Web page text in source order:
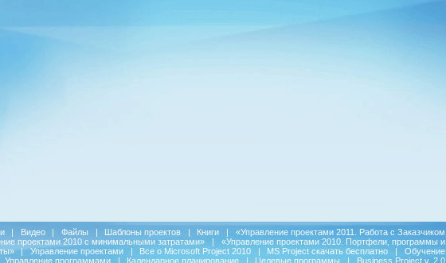
| Видео | Файлы | Шаблоны проектов | Книги |
«Управление проектами 2011. Работа с Заказчиком
проектами 2010 с минимальными затратами» |
«Управление проектами 2010. Портфели, программы и
| Управление проектами | Все о Microsoft Project 2010 | MS Project скачать бесплатно |
Обучение
Управление программами | Календарное планирование | Целевые программы |
Business Project v. 2.0